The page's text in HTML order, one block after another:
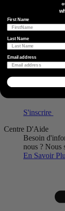
Quoi De Neuf ?
Abonnez-
produits,
S'inscrire
Centre D'Aide
Besoin
nous ? Nous
En Savoir
First Name
Last Name
Email address